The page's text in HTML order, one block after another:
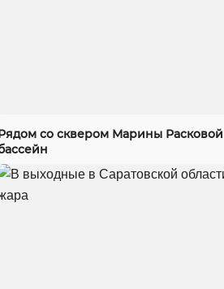
со сквером Марины Расковой